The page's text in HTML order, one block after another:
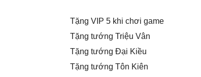
Tặng VIP 5 khi chơi game
Tặng tướng Triệu Vân
Tặng tướng Đại Kiều
Tặng tướng Tôn Kiên